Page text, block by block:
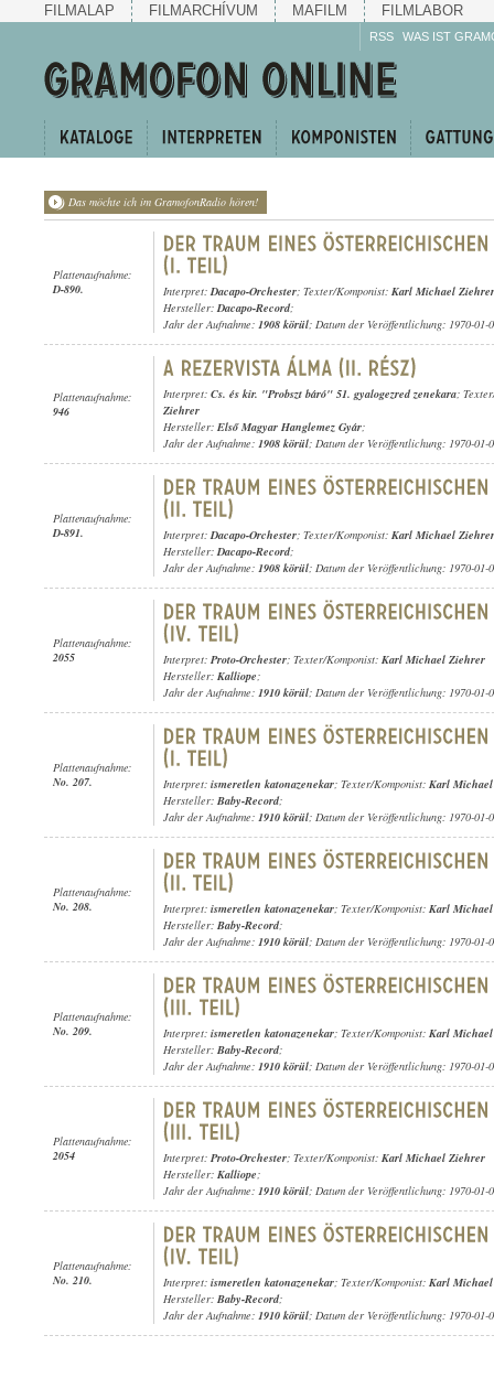
FILMALAP FILMARCHÍVUM MAFILM FILMLABOR
RSS WAS IST
Das möchte ich im GramofonRadio hören!
Plattenaufnahme:
D-890.
Interpret:Dacapo-Orchester; Texter/Komponist: Karl Michael Ziehrer
Hersteller:Dacapo-Record;
Jahr der Aufnahme: 1908 körül; Datum der Veröffentlichung: 1970-01-
Plattenaufnahme:
946
Interpret: Cs. és kir. "Probszt báró" 51. gyalogezred zenekara;
Ziehrer
Hersteller: Első Magyar Hanglemez Gyár;
Jahr der Aufnahme: 1908 körül; Datum der Veröffentlichung: 1970-01-
Plattenaufnahme:
D-891.
Interpret:Dacapo-Orchester; Texter/Komponist: Karl Michael Ziehrer
Hersteller:Dacapo-Record;
Jahr der Aufnahme: 1908 körül; Datum der Veröffentlichung: 1970-01-
Plattenaufnahme:
2055
Interpret: Proto-Orchester; Texter/Komponist: Karl Michael Ziehrer
Hersteller: Kalliope;
Jahr der Aufnahme: 1910 körül; Datum der Veröffentlichung: 1970-01-
Plattenaufnahme:
No. 207.
Interpret: ismeretlen katonazenekar; Texter/Komponist: Karl
Hersteller: Baby-Record;
Jahr der Aufnahme: 1910 körül; Datum der Veröffentlichung: 1970-01-
Plattenaufnahme:
No. 208.
Interpret: ismeretlen katonazenekar; Texter/Komponist: Karl
Hersteller: Baby-Record;
Jahr der Aufnahme: 1910 körül; Datum der Veröffentlichung: 1970-01-
Plattenaufnahme:
No. 209.
Interpret: ismeretlen katonazenekar; Texter/Komponist: Karl
Hersteller: Baby-Record;
Jahr der Aufnahme: 1910 körül; Datum der Veröffentlichung: 1970-01-
Plattenaufnahme:
2054
Interpret: Proto-Orchester; Texter/Komponist: Karl Michael Ziehrer
Hersteller: Kalliope;
Jahr der Aufnahme: 1910 körül; Datum der Veröffentlichung: 1970-01-
Plattenaufnahme:
No. 210.
Interpret: ismeretlen katonazenekar; Texter/Komponist: Karl
Hersteller: Baby-Record;
Jahr der Aufnahme: 1910 körül; Datum der Veröffentlichung: 1970-01-